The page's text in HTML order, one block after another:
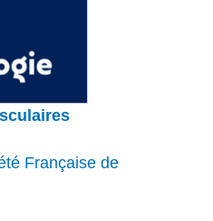
Française de